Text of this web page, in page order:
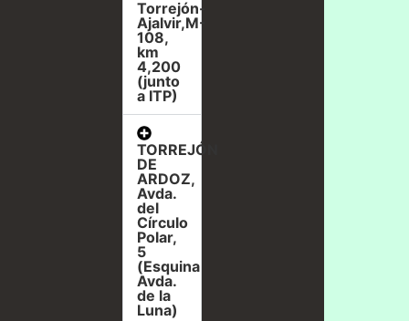
Torrejón-
Ajalvir,M-
108,
km
4,200
(junto
a ITP)
TORREJÓN
DE
ARDOZ,
Avda.
del
Círculo
Polar,
5
(Esquina
Avda.
de la
Luna)